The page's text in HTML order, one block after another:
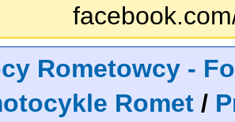
Rometowcy -
Romet /